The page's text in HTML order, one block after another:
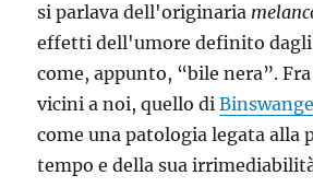
si parlava dell'originaria
effetti dell'umore definito
come, appunto, “bile nera”.
vicini a noi, quello di
come una patologia legata alla
tempo e della sua